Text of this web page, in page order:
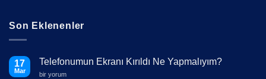
Son Eklenenler
17
Mar
Telefonumun Ekranı Kırıldı Ne Yapmalıyım?
Telefonumun
bir yorum